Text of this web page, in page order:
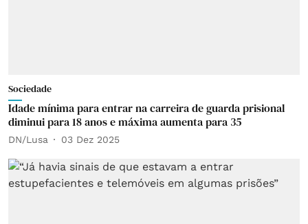
Sociedade
Idade mínima para entrar na carreira de guarda prisional
diminui para 18 anos e máxima aumenta para 35
DN/Lusa 03 Dez 2025